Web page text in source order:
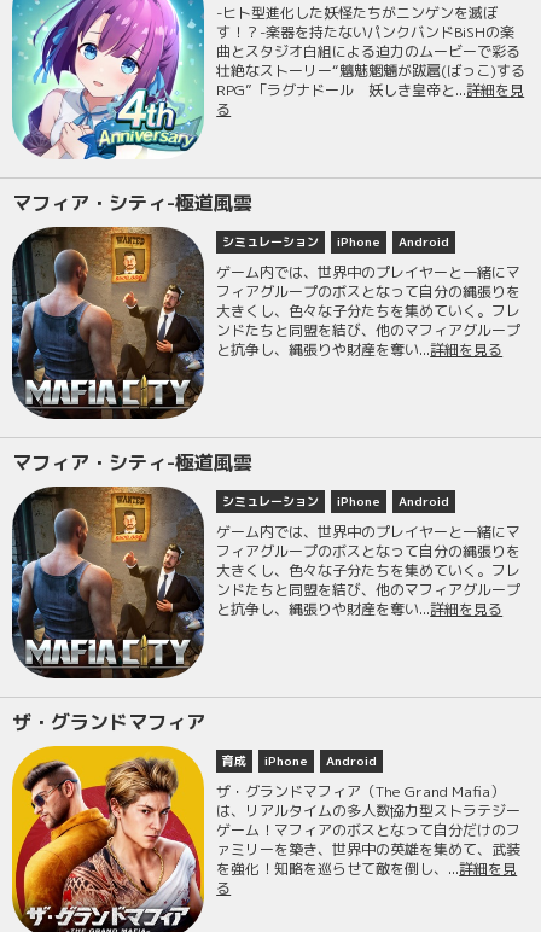
-ヒト型進化した妖怪たちがニンゲンを滅ぼ
す！？-楽器を持たないパンクバンドBiSHの楽
曲とスタジオ白組による迫力のムービーで彩る
壮絶なストーリー“魑魅魍魎が跋扈(ばっこ)する
RPG”「ラグナドール 妖しき皇帝と...詳細を見
る
マフィア・シティ-極道風雲
シミュレーション iPhone Android
ゲーム内では、世界中のプレイヤーと一緒にマ
フィアグループのボスとなって自分の縄張りを
大きくし、色々な子分たちを集めていく。フレ
ンドたちと同盟を結び、他のマフィアグループ
と抗争し、縄張りや財産を奪い...詳細を見る
マフィア・シティ-極道風雲
シミュレーション iPhone Android
ゲーム内では、世界中のプレイヤーと一緒にマ
フィアグループのボスとなって自分の縄張りを
大きくし、色々な子分たちを集めていく。フレ
ンドたちと同盟を結び、他のマフィアグループ
と抗争し、縄張りや財産を奪い...詳細を見る
ザ・グランドマフィア
育成 iPhone Android
ザ・グランドマフィア（The Grand Mafia）
は、リアルタイムの多人数協力型ストラテジー
ゲーム！マフィアのボスとなって自分だけのフ
ァミリーを築き、世界中の英雄を集めて、武装
を強化！知略を巡らせて敵を倒し、...詳細を見
る